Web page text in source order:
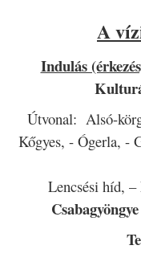
A
Indulás
Útvonal: Alsó-
Kőgyes, - Ógerla, -
Lencsési híd,